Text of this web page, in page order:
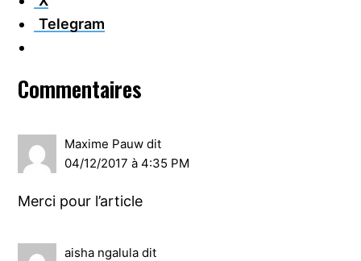
Telegram
Interactions
lecteur
Commentaires
Maxime Pauw dit
04/12/2017 à 4:35 PM
Merci pour l’article
aisha ngalula dit